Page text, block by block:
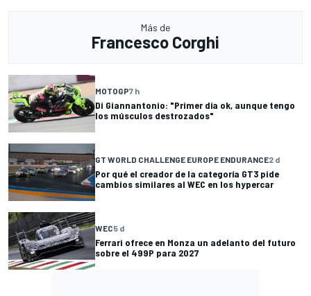
Más de
Francesco Corghi
MOTOGP7 h
Di Giannantonio: "Primer día ok, aunque tengo
los músculos destrozados"
GT WORLD CHALLENGE EUROPE ENDURANCE2 d
Por qué el creador de la categoría GT3 pide
cambios similares al WEC en los hypercar
WEC5 d
Ferrari ofrece en Monza un adelanto del futuro
sobre el 499P para 2027